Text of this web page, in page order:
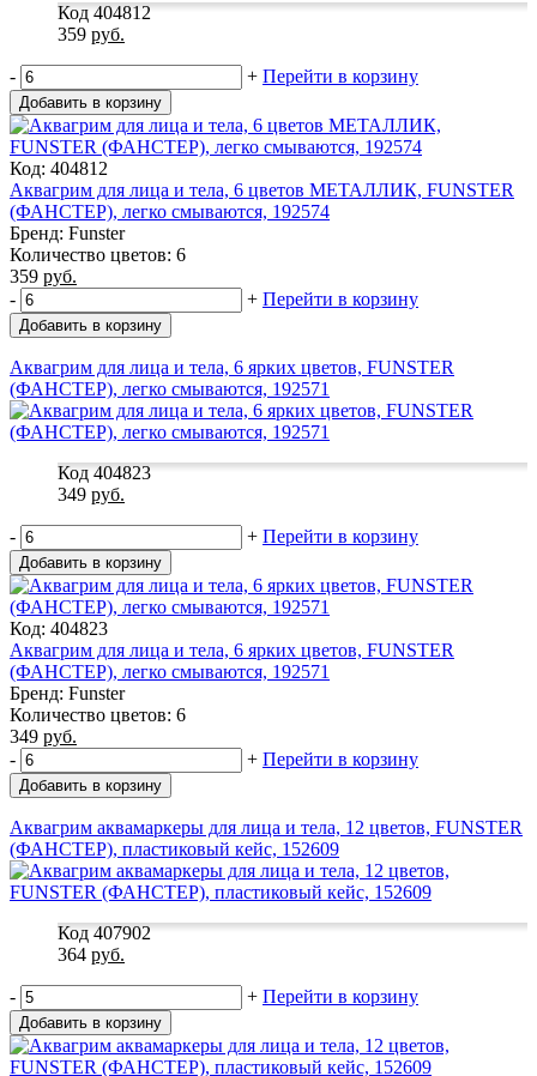
Код 404812
359 руб.
- + Перейти в корзину
Добавить в корзину
Код: 404812
Аквагрим для лица и тела, 6 цветов МЕТАЛЛИК, FUNSTER
(ФАНСТЕР), легко смываются, 192574
Бренд: Funster
Количество цветов: 6
359 руб.
-
+ Перейти в корзину
Добавить в корзину
Аквагрим для лица и тела, 6 ярких цветов, FUNSTER
(ФАНСТЕР), легко смываются, 192571
Код 404823
349 руб.
- + Перейти в корзину
Добавить в корзину
Код: 404823
Аквагрим для лица и тела, 6 ярких цветов, FUNSTER
(ФАНСТЕР), легко смываются, 192571
Бренд: Funster
Количество цветов: 6
349 руб.
-
+ Перейти в корзину
Добавить в корзину
Аквагрим аквамаркеры для лица и тела, 12 цветов, FUNSTER
(ФАНСТЕР), пластиковый кейс, 152609
Код 407902
364 руб.
- + Перейти в корзину
Добавить в корзину